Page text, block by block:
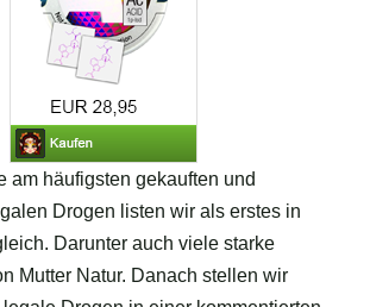
am häufigsten gekauften und
Drogen listen wir als erstes in
Darunter auch viele starke
Mutter Natur. Danach stellen wir